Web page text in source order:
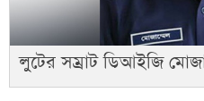
লুটের সম্রাট ডিআইজি